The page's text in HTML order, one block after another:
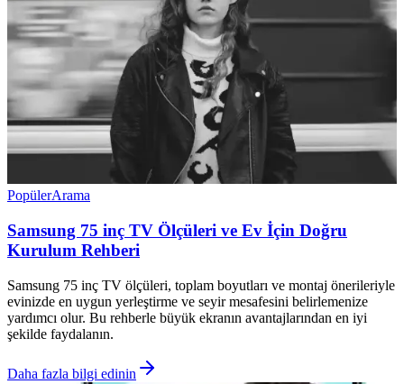
PopülerArama
Samsung 75 inç TV Ölçüleri ve Ev İçin Doğru
Kurulum Rehberi
Samsung 75 inç TV ölçüleri, toplam boyutları ve montaj önerileriyle
evinizde en uygun yerleştirme ve seyir mesafesini belirlemenize
yardımcı olur. Bu rehberle büyük ekranın avantajlarından en iyi
şekilde faydalanın.
Daha fazla bilgi edinin